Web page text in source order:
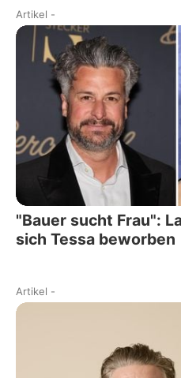
Artikel -
"Bauer sucht Frau":
sich Tessa beworben
Artikel -